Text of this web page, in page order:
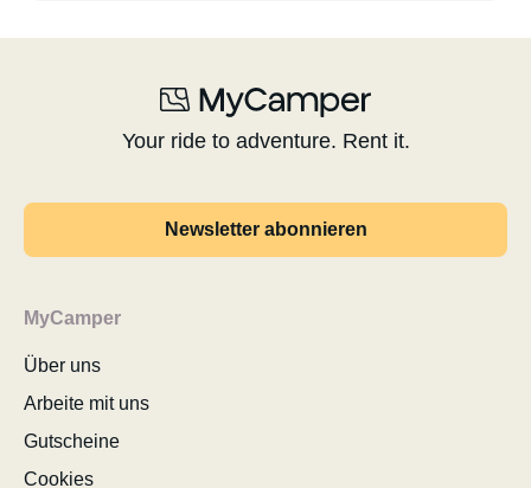
Your ride to adventure. Rent it.
Newsletter abonnieren
MyCamper
Über uns
Arbeite mit uns
Gutscheine
Cookies